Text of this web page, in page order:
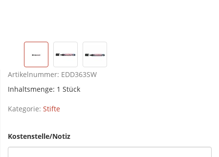
Artikelnummer: EDD363SW
Inhaltsmenge: 1 Stück
Kategorie: Stifte
Kostenstelle/Notiz